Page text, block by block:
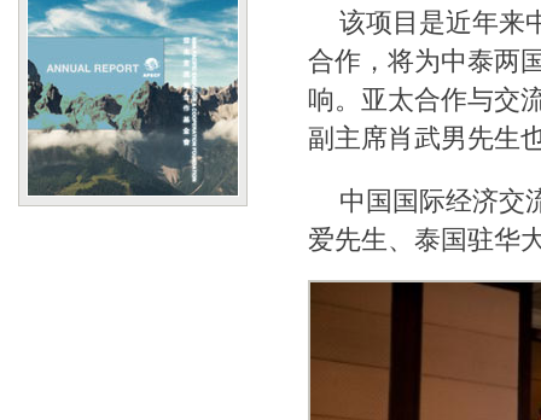
该项目是近年来
合作，将为中泰两
响。亚太合作与交
副主席肖武男先生
中国国际经济交
爱先生、泰国驻华